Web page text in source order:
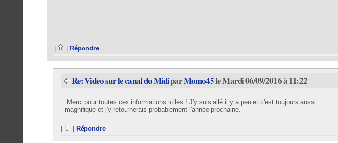
Répondre
Re: Video sur le canal du MidiparMomo45le Mardi 06/09/2016 à 11:22
Merci pour toutes ces informations utiles ! J'y suis allé il y a peu et c'est toujours aussi
magnifique et j'y retournerais probablement l'année prochaine.
Répondre